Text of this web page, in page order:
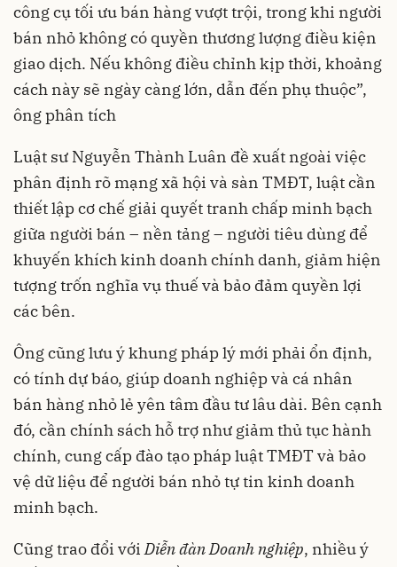
công cụ tối ưu bán hàng vượt trội, trong khi người
bán nhỏ không có quyền thương lượng điều kiện
giao dịch. Nếu không điều chỉnh kịp thời, khoảng
cách này sẽ ngày càng lớn, dẫn đến phụ thuộc”,
ông phân tích
Luật sư Nguyễn Thành Luân đề xuất ngoài việc
phân định rõ mạng xã hội và sàn TMĐT, luật cần
thiết lập cơ chế giải quyết tranh chấp minh bạch
giữa người bán – nền tảng – người tiêu dùng để
khuyến khích kinh doanh chính danh, giảm hiện
tượng trốn nghĩa vụ thuế và bảo đảm quyền lợi
các bên.
Ông cũng lưu ý khung pháp lý mới phải ổn định,
có tính dự báo, giúp doanh nghiệp và cá nhân
bán hàng nhỏ lẻ yên tâm đầu tư lâu dài. Bên cạnh
đó, cần chính sách hỗ trợ như giảm thủ tục hành
chính, cung cấp đào tạo pháp luật TMĐT và bảo
vệ dữ liệu để người bán nhỏ tự tin kinh doanh
minh bạch.
Cũng trao đổi vớiDiễn đàn Doanh nghiệp, nhiều ý